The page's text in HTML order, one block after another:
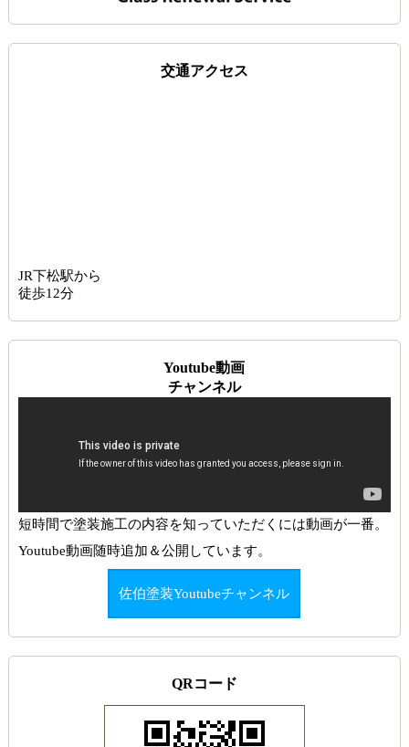
交通アクセス
JR下松駅から
徒歩12分
Youtube動画
チャンネル
短時間で塗装施工の内容を知っていただくには動画が一番。
Youtube動画随時追加＆公開しています。
佐伯塗装Youtubeチャンネル
QRコード